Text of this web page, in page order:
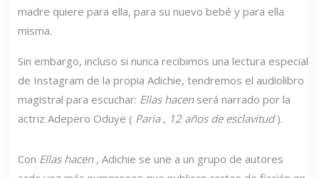
madre quiere para ella, para su nuevo bebé y para ella
misma.
Sin embargo, incluso si nunca recibimos una lectura especial
de Instagram de la propia Adichie, tendremos el audiolibro
magistral para escuchar: Ellas hacenserá narrado por la
actriz Adepero Oduye ( Paria, 12 años de esclavitud).
Con Ellas hacen, Adichie se une a un grupo de autores